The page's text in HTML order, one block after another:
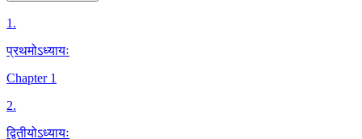
1.
प्रथमोऽध्यायः
Chapter 1
2.
द्वितीयोऽध्यायः